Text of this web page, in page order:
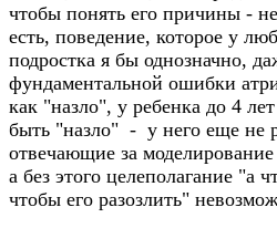
чтобы понять его причины -
есть, поведение, которое у
подростка я бы однозначно,
фундаментальной ошибки
как "назло", у ребенка до 4
быть "назло" - у него еще не
отвечающие за
а без этого целеполагание "а
чтобы его разозлить"